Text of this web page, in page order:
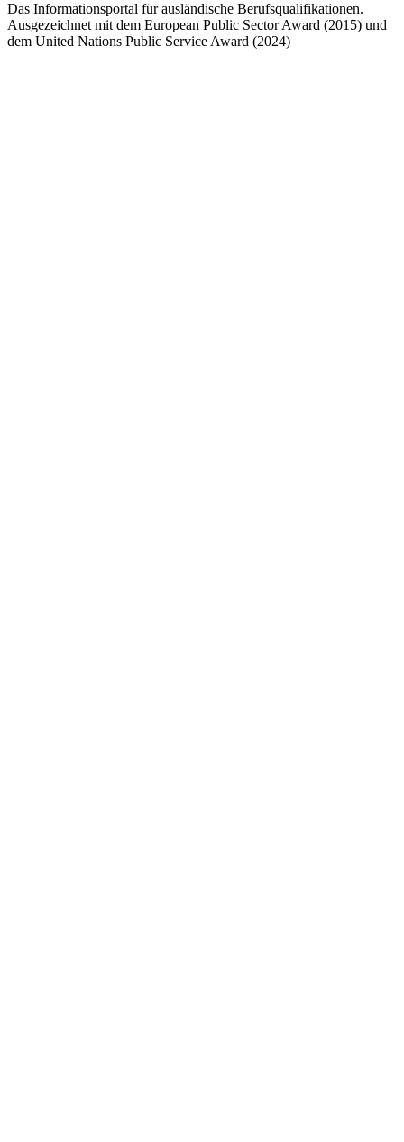
Das Informationsportal für ausländische Berufsqualifikationen.
Ausgezeichnet mit dem European Public Sector Award (2015) und
dem United Nations Public Service Award (2024)